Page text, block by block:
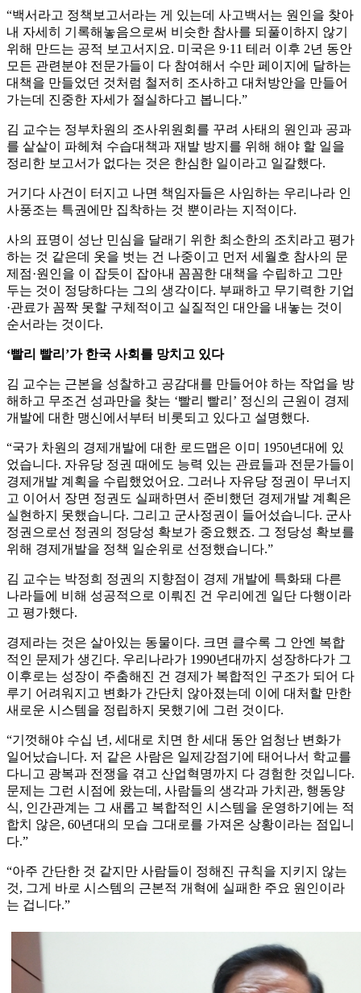
“백서라고 정책보고서라는 게 있는데 사고백서는 원인을 찾아
내 자세히 기록해놓음으로써 비슷한 참사를 되풀이하지 않기
위해 만드는 공적 보고서지요. 미국은 9·11 테러 이후 2년 동안
모든 관련분야 전문가들이 다 참여해서 수만 페이지에 달하는
대책을 만들었던 것처럼 철저히 조사하고 대처방안을 만들어
가는데 진중한 자세가 절실하다고 봅니다.”
김 교수는 정부차원의 조사위원회를 꾸려 사태의 원인과 공과
를 샅샅이 파헤쳐 수습대책과 재발 방지를 위해 해야 할 일을
정리한 보고서가 없다는 것은 한심한 일이라고 일갈했다.
거기다 사건이 터지고 나면 책임자들은 사임하는 우리나라 인
사풍조는 특권에만 집착하는 것 뿐이라는 지적이다.
사의 표명이 성난 민심을 달래기 위한 최소한의 조치라고 평가
하는 것 같은데 옷을 벗는 건 나중이고 먼저 세월호 참사의 문
제점·원인을 이 잡듯이 잡아내 꼼꼼한 대책을 수립하고 그만
두는 것이 정당하다는 그의 생각이다. 부패하고 무기력한 기업
·관료가 꼼짝 못할 구체적이고 실질적인 대안을 내놓는 것이
순서라는 것이다.
‘빨리 빨리’가 한국 사회를 망치고 있다
김 교수는 근본을 성찰하고 공감대를 만들어야 하는 작업을 방
해하고 무조건 성과만을 찾는 ‘빨리 빨리’ 정신의 근원이 경제
개발에 대한 맹신에서부터 비롯되고 있다고 설명했다.
“국가 차원의 경제개발에 대한 로드맵은 이미 1950년대에 있
었습니다. 자유당 정권 때에도 능력 있는 관료들과 전문가들이
경제개발 계획을 수립했었어요. 그러나 자유당 정권이 무너지
고 이어서 장면 정권도 실패하면서 준비했던 경제개발 계획은
실현하지 못했습니다. 그리고 군사정권이 들어섰습니다. 군사
정권으로선 정권의 정당성 확보가 중요했죠. 그 정당성 확보를
위해 경제개발을 정책 일순위로 선정했습니다.”
김 교수는 박정희 정권의 지향점이 경제 개발에 특화돼 다른
나라들에 비해 성공적으로 이뤄진 건 우리에겐 일단 다행이라
고 평가했다.
경제라는 것은 살아있는 동물이다. 크면 클수록 그 안엔 복합
적인 문제가 생긴다. 우리나라가 1990년대까지 성장하다가 그
이후로는 성장이 주춤해진 건 경제가 복합적인 구조가 되어 다
루기 어려워지고 변화가 간단치 않아졌는데 이에 대처할 만한
새로운 시스템을 정립하지 못했기에 그런 것이다.
“기껏해야 수십 년, 세대로 치면 한 세대 동안 엄청난 변화가
일어났습니다. 저 같은 사람은 일제강점기에 태어나서 학교를
다니고 광복과 전쟁을 겪고 산업혁명까지 다 경험한 것입니다.
문제는 그런 시점에 왔는데, 사람들의 생각과 가치관, 행동양
식, 인간관계는 그 새롭고 복합적인 시스템을 운영하기에는 적
합치 않은, 60년대의 모습 그대로를 가져온 상황이라는 점입니
다.”
“아주 간단한 것 같지만 사람들이 정해진 규칙을 지키지 않는
것, 그게 바로 시스템의 근본적 개혁에 실패한 주요 원인이라
는 겁니다.”